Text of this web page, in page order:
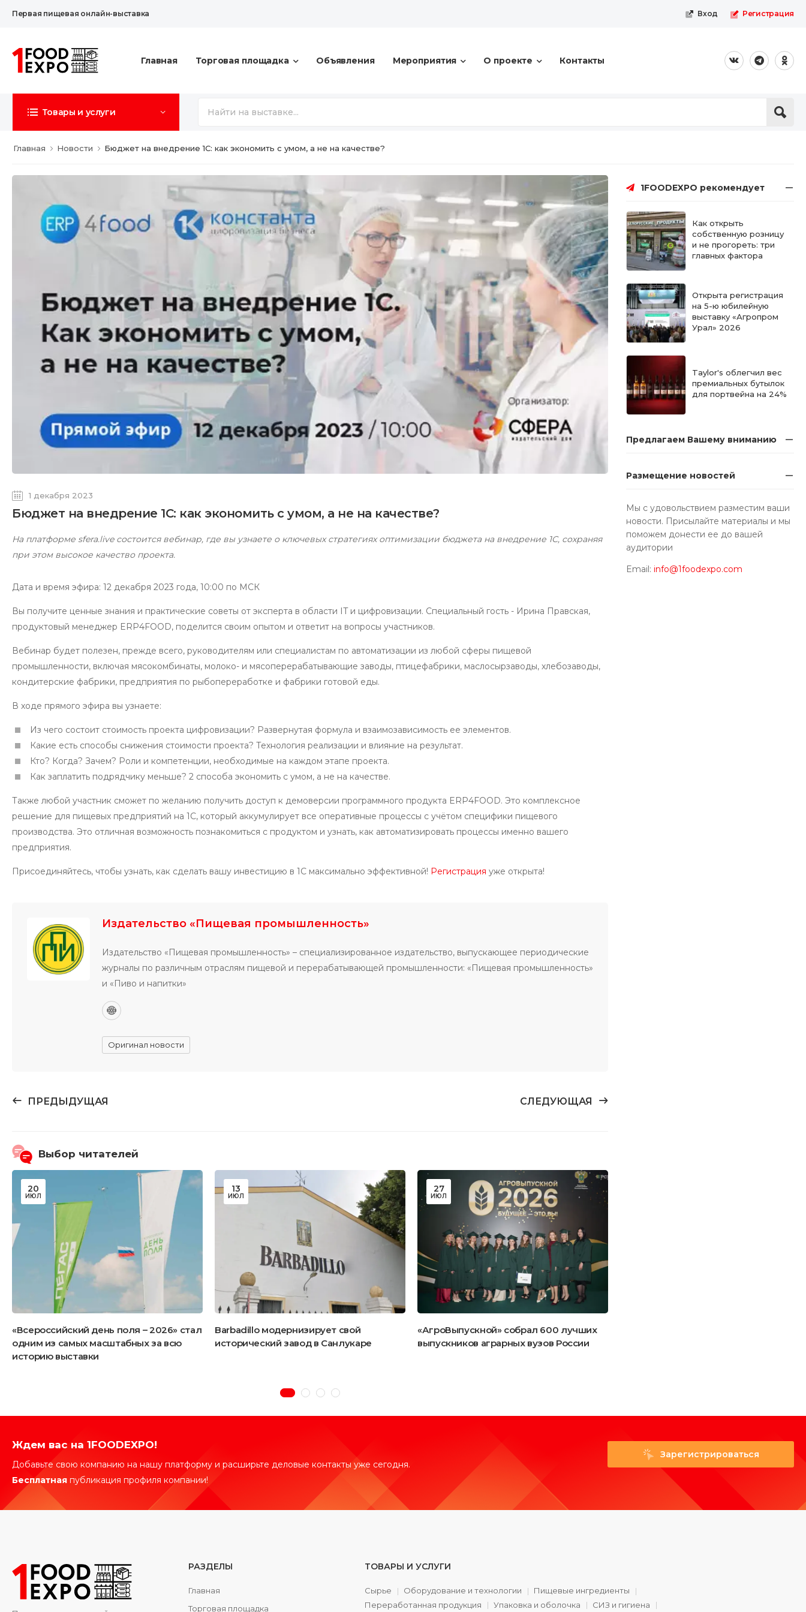
Первая пищевая онлайн-выставка Вход Регистрация
Главная Торговая площадка Объявления Мероприятия О проекте Контакты
Товары и услуги
Главная Новости Бюджет на внедрение 1С: как экономить с умом, а не на качестве?
1 декабря 2023
Бюджет на внедрение 1С: как экономить с умом, а не на качестве?
На платформе sfera.live состоится вебинар, где вы узнаете о ключевых стратегиях оптимизации бюджета на внедрение 1С, сохраняя
при этом высокое качество проекта.
Дата и время эфира: 12 декабря 2023 года, 10:00 по МСК
Вы получите ценные знания и практические советы от эксперта в области IT и цифровизации. Специальный гость - Ирина Правская,
продуктовый менеджер ERP4FOOD, поделится своим опытом и ответит на вопросы участников.
Вебинар будет полезен, прежде всего, руководителям или специалистам по автоматизации из любой сферы пищевой
промышленности, включая мясокомбинаты, молоко- и мясоперерабатывающие заводы, птицефабрики, маслосырзаводы, хлебозаводы,
кондитерские фабрики, предприятия по рыбопереработке и фабрики готовой еды.
В ходе прямого эфира вы узнаете:
Из чего состоит стоимость проекта цифровизации? Развернутая формула и взаимозависимость ее элементов.
Какие есть способы снижения стоимости проекта? Технология реализации и влияние на результат.
Кто? Когда? Зачем? Роли и компетенции, необходимые на каждом этапе проекта.
Как заплатить подрядчику меньше? 2 способа экономить с умом, а не на качестве.
Также любой участник сможет по желанию получить доступ к демоверсии программного продукта ERP4FOOD. Это комплексное
решение для пищевых предприятий на 1С, который аккумулирует все оперативные процессы с учётом специфики пищевого
производства. Это отличная возможность познакомиться с продуктом и узнать, как автоматизировать процессы именно вашего
предприятия.
Присоединяйтесь, чтобы узнать, как сделать вашу инвестицию в 1С максимально эффективной! Регистрация уже открыта!
Издательство «Пищевая промышленность»
Издательство «Пищевая промышленность» – специализированное издательство, выпускающее периодические
журналы по различным отраслям пищевой и перерабатывающей промышленности: «Пищевая промышленность»
и «Пиво и напитки»
Оригинал новости
ПРЕДЫДУЩАЯ СЛЕДУЮЩАЯ
Выбор читателей
20
ИЮЛ
«Всероссийский день поля – 2026» стал
одним из самых масштабных за всю
историю выставки
13
ИЮЛ
Barbadillo модернизирует свой
исторический завод в Санлукаре
27
ИЮЛ
«АгроВыпускной» собрал 600 лучших
выпускников аграрных вузов России
1FOODEXPO рекомендует
Как открыть
собственную розницу
и не прогореть: три
главных фактора
Открыта регистрация
на 5-ю юбилейную
выставку «Агропром
Урал» 2026
Taylor's облегчил вес
премиальных бутылок
для портвейна на 24%
Предлагаем Вашему вниманию
Размещение новостей
Мы с удовольствием разместим ваши
новости. Присылайте материалы и мы
поможем донести ее до вашей
аудитории
Email: info@1foodexpo.com
Ждем вас на 1FOODEXPO!
Добавьте свою компанию на нашу платформу и расширьте деловые контакты уже сегодня.
Бесплатная публикация профиля компании!
Зарегистрироваться
РАЗДЕЛЫ
Главная
Торговая площадка
ТОВАРЫ И УСЛУГИ
Сырье Оборудование и технологии
Пищевые ингредиенты
Переработанная продукция
Упаковка и оболочка СИЗ и гигиена